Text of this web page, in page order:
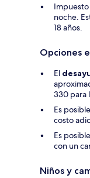
noche.
18 años.
Opciones
El
330 para
Es
costo
Es
con un
Niños y